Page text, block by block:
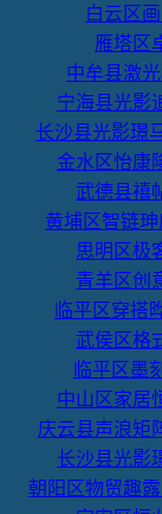
白云区
雁塔区
中牟县激
宁海县光影
长沙县光影璟
金水区怡康
武德县禧
黄埔区智链
思明区极
青羊区创
临平区穿搭
武侯区格
临平区墨
中山区家居
庆云县声浪矩
长沙县光影
朝阳区物贸趣